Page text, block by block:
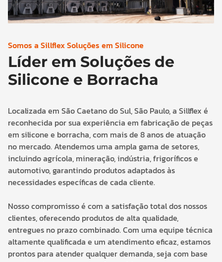
Somos a Sillflex Soluções em Silicone
Líder em Soluções de
Silicone e Borracha
Localizada em São Caetano do Sul, São Paulo, a Sillflex é
reconhecida por sua experiência em fabricação de peças
em silicone e borracha, com mais de 8 anos de atuação
no mercado. Atendemos uma ampla gama de setores,
incluindo agrícola, mineração, indústria, frigoríficos e
automotivo, garantindo produtos adaptados às
necessidades específicas de cada cliente.
Nosso compromisso é com a satisfação total dos nossos
clientes, oferecendo produtos de alta qualidade,
entregues no prazo combinado. Com uma equipe técnica
altamente qualificada e um atendimento eficaz, estamos
prontos para atender qualquer demanda, seja com base